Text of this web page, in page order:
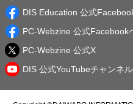
DIS Education 公式
PC-Webzine 公式Facebook
PC-Webzine 公式X
DIS 公式YouTubeチャンネル